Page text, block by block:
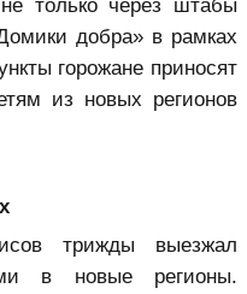
только через штабы
добра» в рамках
горожане приносят
из новых регионов
трижды выезжал
в новые регионы.